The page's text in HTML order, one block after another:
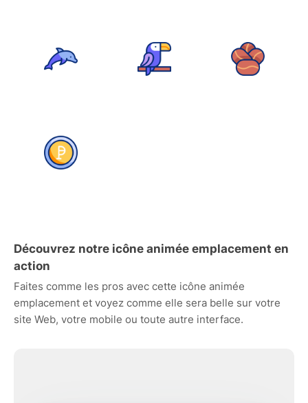
Découvrez notre icône animée emplacement en
action
Faites comme les pros avec cette icône animée
emplacement et voyez comme elle sera belle sur votre
site Web, votre mobile ou toute autre interface.